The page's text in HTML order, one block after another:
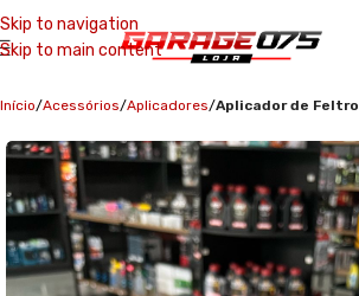
Skip to navigation
Skip to main content
Início Acessórios Aplicadores Aplicador de Feltro